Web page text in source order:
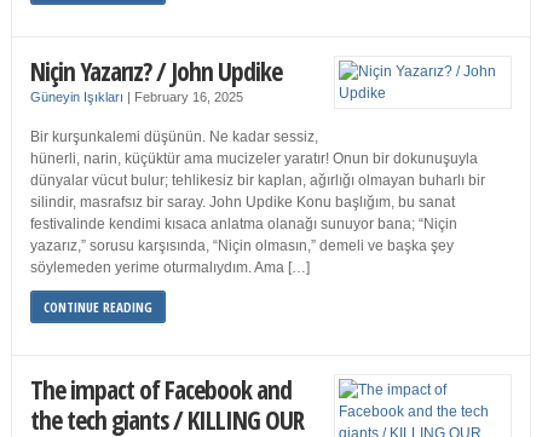
Niçin Yazarız? / John Updike
Güneyin Işıkları | February 16, 2025
Bir kurşunkalemi düşünün. Ne kadar sessiz,
hünerli, narin, küçüktür ama mucizeler yaratır! Onun bir dokunuşuyla
dünyalar vücut bulur; tehlikesiz bir kaplan, ağırlığı olmayan buharlı bir
silindir, masrafsız bir saray. John Updike Konu başlığım, bu sanat
festivalinde kendimi kısaca anlatma olanağı sunuyor bana; “Niçin
yazarız,” sorusu karşısında, “Niçin olmasın,” demeli ve başka şey
söylemeden yerime oturmalıydım. Ama […]
CONTINUE READING
The impact of Facebook and
the tech giants / KILLING OUR